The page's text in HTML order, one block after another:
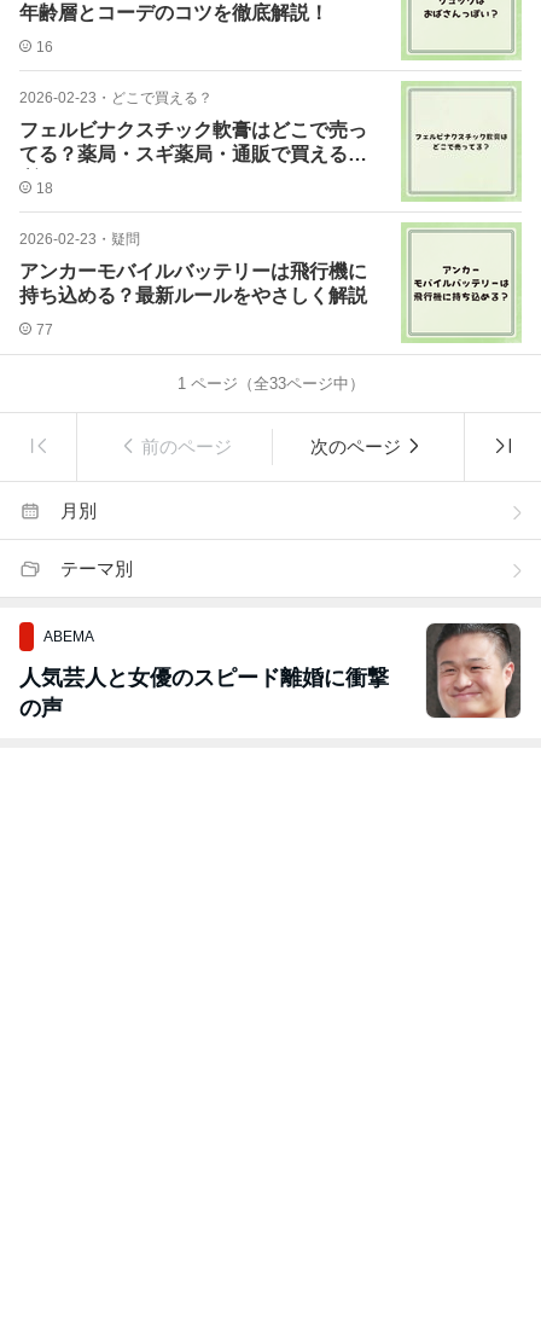
年齢層とコーデのコツを徹底解説！
16
2026-02-23 ・ どこで買える？
フェルビナクスチック軟膏はどこで売っ
てる？薬局・スギ薬局・通販で買える場
所まとめ
18
2026-02-23 ・ 疑問
アンカーモバイルバッテリーは飛行機に
持ち込める？最新ルールをやさしく解説
77
1ページ（全33ページ中）
前のページ 次のページ
月別
テーマ別
ABEMA
人気芸人と女優のスピード離婚に衝撃
の声